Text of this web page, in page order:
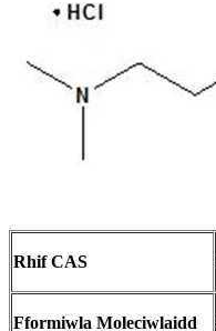
Rhif CAS
Fformiwla Moleciwlaidd